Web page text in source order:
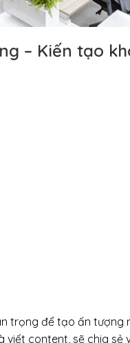
– Kiến tạo
trọng để tạo ấn tượng
viết content, sẽ chia